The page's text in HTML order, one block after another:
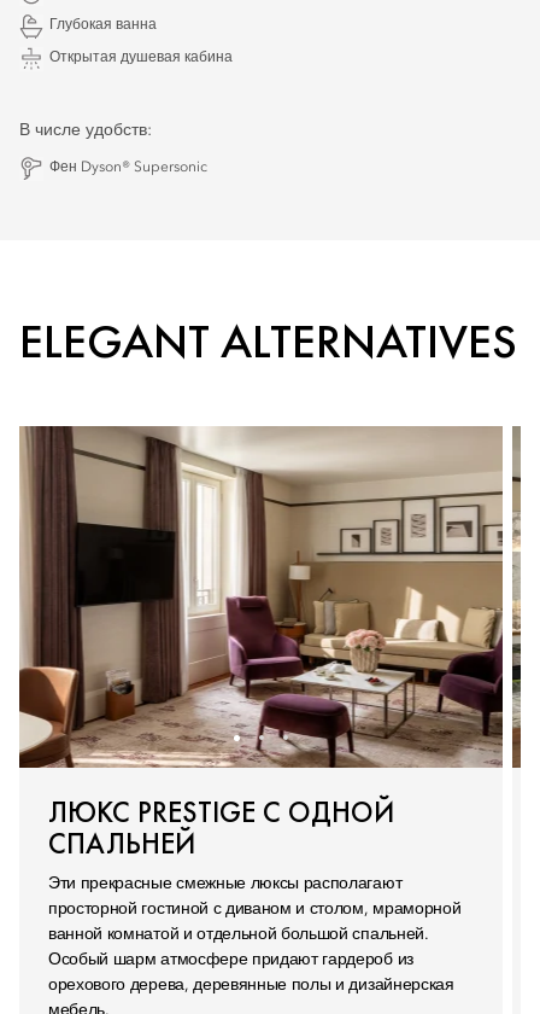
Глубокая ванна
Открытая душевая кабина
В числе удобств:
Фен Dyson® Supersonic
ELEGANT ALTERNATIVES
ЛЮКС PRESTIGE С ОДНОЙ
СПАЛЬНЕЙ
Эти прекрасные смежные люксы располагают
просторной гостиной с диваном и столом, мраморной
ванной комнатой и отдельной большой спальней.
Особый шарм атмосфере придают гардероб из
орехового дерева, деревянные полы и дизайнерская
мебель.